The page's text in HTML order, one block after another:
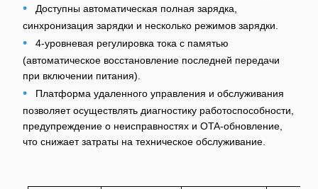
•
Доступны автоматическая полная зарядка,
синхронизация зарядки и несколько режимов зарядки.
•
4-уровневая регулировка тока с памятью
(автоматическое восстановление последней передачи
при включении питания).
•
Платформа удаленного управления и обслуживания
позволяет осуществлять диагностику работоспособности,
предупреждение о неисправностях и OTA-обновление,
что снижает затраты на техническое обслуживание.